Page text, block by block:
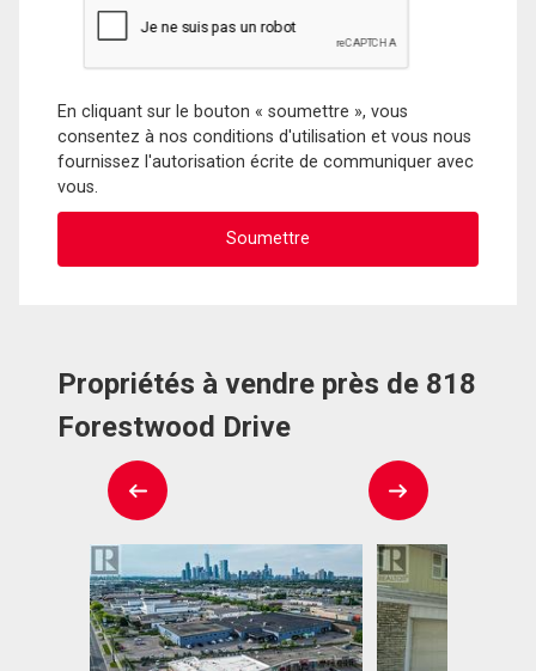
En cliquant sur le bouton « soumettre », vous
consentez à nos conditions d'utilisation et vous nous
fournissez l'autorisation écrite de communiquer avec
vous.
Propriétés à vendre près de 818
Forestwood Drive